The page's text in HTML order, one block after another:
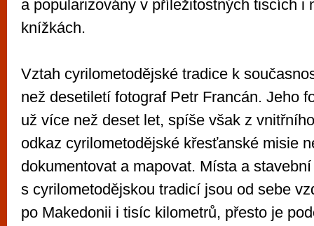
a popularizovány v příležitostných tiscích i
knížkách.
Vztah cyrilometodějské tradice k
než desetiletí fotograf Petr Francán. Jeho
už více než deset let, spíše však z
odkaz cyrilometodějské křesťanské misie
dokumentovat a mapovat. Místa a
s cyrilometodějskou tradicí jsou od sebe
po Makedonii i tisíc kilometrů, přesto je